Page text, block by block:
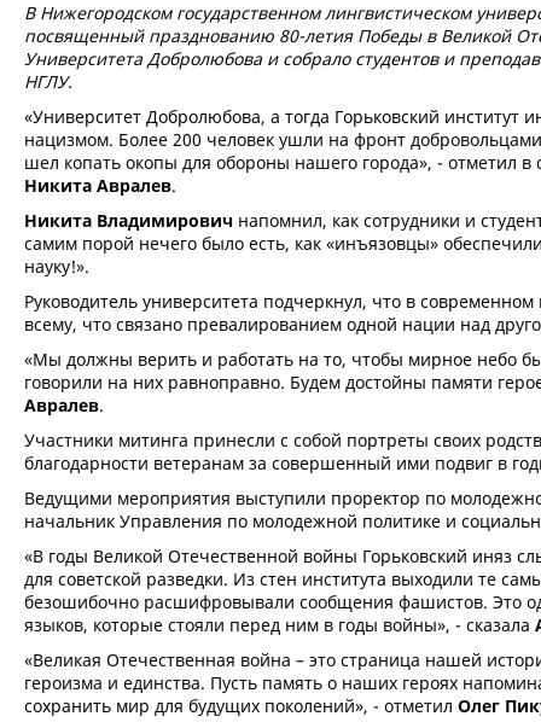
В Нижегородском государственном лингвистическом
посвященный празднованию 80-летия Победы в Великой
Университета Добролюбова и собрало студентов и
НГЛУ.
«Университет Добролюбова, а тогда Горьковский
нацизмом. Более 200 человек ушли на фронт
шел копать окопы для обороны нашего города», - отметил
Никита Авралев.
Никита Владимирович напомнил, как сотрудники и
самим порой нечего было есть, как «инъязовцы»
науку!».
Руководитель университета подчеркнул, что в
всему, что связано превалированием одной нации над
«Мы должны верить и работать на то, чтобы мирное небо
говорили на них равноправно. Будем достойны памяти
Авралев.
Участники митинга принесли с собой портреты своих
благодарности ветеранам за совершенный ими подвиг в
Ведущими мероприятия выступили проректор по
начальник Управления по молодежной политике и
«В годы Великой Отечественной войны Горьковский иняз
для советской разведки. Из стен института выходили те
безошибочно расшифровывали сообщения фашистов. Это
языков, которые стояли перед ним в годы войны», - сказала
«Великая Отечественная война – это страница нашей
героизма и единства. Пусть память о наших героях
сохранить мир для будущих поколений», - отметил Олег